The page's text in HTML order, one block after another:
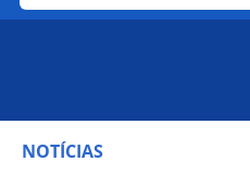
NOTÍCIAS